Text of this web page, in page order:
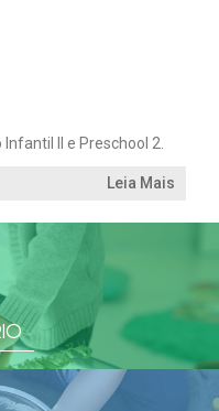
II e Preschool 2.
Leia Mais